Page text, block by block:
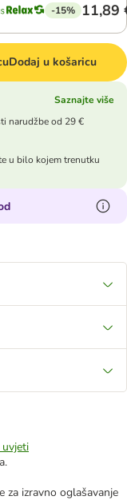
-15% 11,89
Dodaj u košaricu
Saznajte više
narudžbe od 29 €
u bilo kojem trenutku
uvjeti
izravno oglašavanje